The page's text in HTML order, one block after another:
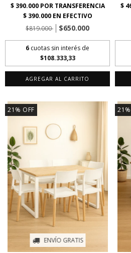
$819.000 $650.000
6 cuotas sin interés de
$108.333,33
AGREGAR AL CARRITO
21 % OFF
ENVÍO GRATIS
21 %